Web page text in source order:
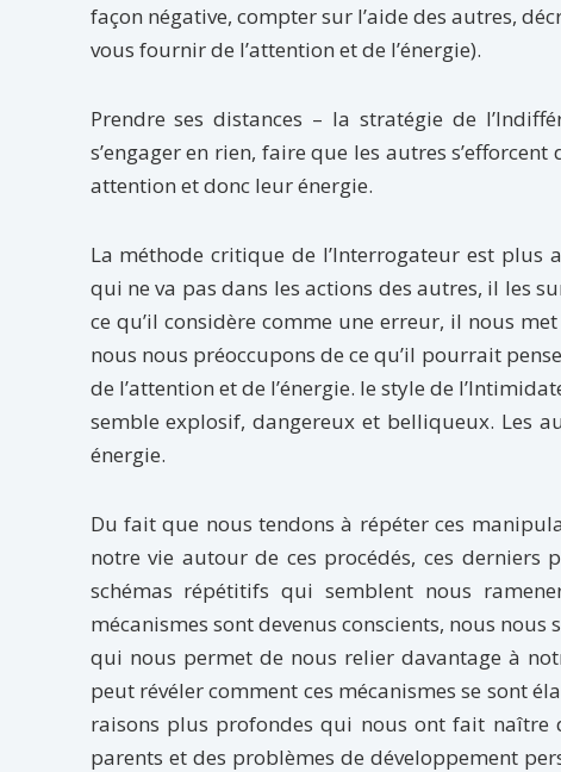
façon négative, compter sur l’aide des autres,
vous fournir de l’attention et de l’énergie).
Prendre ses distances – la stratégie de
s’engager en rien, faire que les autres
attention et donc leur énergie.
La méthode critique de l’Interrogateur est plus
qui ne va pas dans les actions des autres, il les
ce qu’il considère comme une erreur, il nous
nous nous préoccupons de ce qu’il pourrait
de l’attention et de l’énergie. le style de
semble explosif, dangereux et belliqueux. Les
énergie.
Du fait que nous tendons à répéter ces
notre vie autour de ces procédés, ces derniers
schémas répétitifs qui semblent nous
mécanismes sont devenus conscients, nous
qui nous permet de nous relier davantage à
peut révéler comment ces mécanismes se sont
raisons plus profondes qui nous ont fait
parents et des problèmes de développement